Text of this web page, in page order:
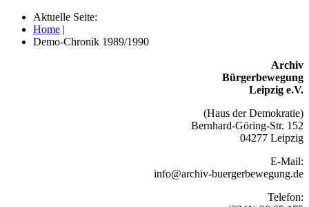
Aktuelle Seite:
Home |
Demo-Chronik 1989/1990
Archiv
Bürgerbewegung
Leipzig e.V.
(Haus der Demokratie)
Bernhard-Göring-Str. 152
04277 Leipzig
E-Mail:
info@archiv-buergerbewegung.de
Telefon: